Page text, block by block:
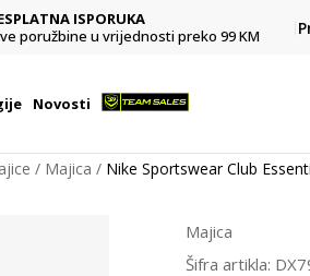
ISPORUKA
poružbine u vrijednosti preko 99 KM
Novosti
Majica Nike Sportswear Club
Majica
Šifra artikla: